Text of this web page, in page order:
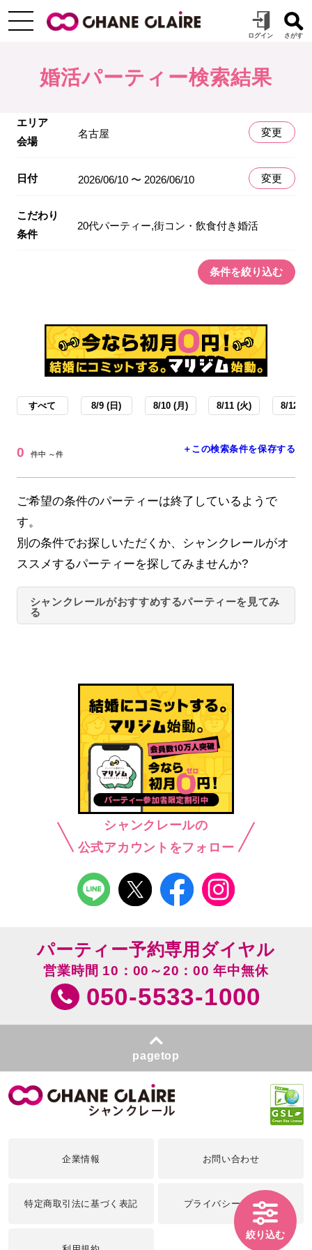
婚活パーティー検索結果
エリア
会場
名古屋 変更
日付 2026/06/10 〜 2026/06/10 変更
こだわり
条件
20代パーティー,街コン・飲食付き婚活
条件を絞り込む
すべて 8/9 (日) 8/10 (月) 8/11 (火) 8/12 (
0 件中 ～件 ＋この検索条件を保存する
ご希望の条件のパーティーは終了しているようで
す。
別の条件でお探しいただくか、シャンクレールがオ
ススメするパーティーを探してみませんか?
シャンクレールがおすすめするパーティーを見てみ
る
シャンクレールの
公式アカウントをフォロー
絞り込む
パーティー予約専用ダイヤル
営業時間 10：00～20：00 年中無休
050-5533-1000
pagetop
企業情報 お問い合わせ
特定商取引法に基づく表記 プライバシーポリシー